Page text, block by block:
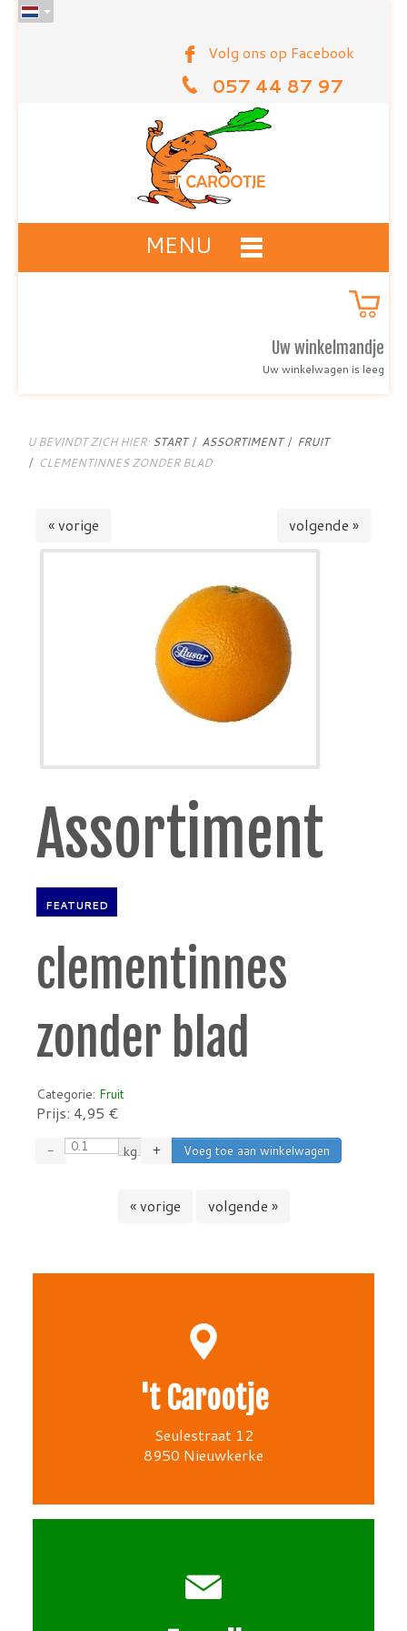
Volg ons op Facebook
057 44 87 97
MENU
Uw winkelmandje
Uw winkelwagen is leeg
U BEVINDT ZICH HIER: START ASSORTIMENT
FRUIT
CLEMENTINNES ZONDER BLAD
« vorige volgende »
Assortiment
FEATURED
clementinnes
zonder blad
Categorie: Fruit
Prijs: 4,95 €
− kg +
« vorige volgende »
't Carootje
Seulestraat 12
8950 Nieuwkerke